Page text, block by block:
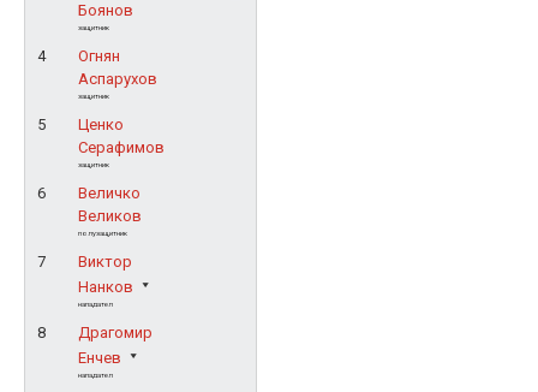
Боянов
защитник
4
Огнян
Аспарухов
защитник
5
Ценко
Серафимов
защитник
6
Величко
Великов
полузащитник
7
Виктор
Нанков
нападател
8
Драгомир
Енчев
нападател